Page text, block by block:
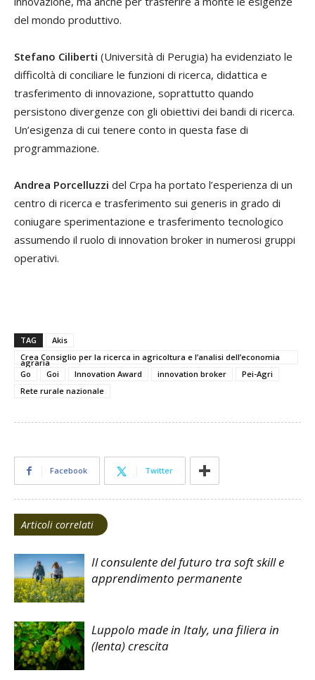
del mondo produttivo.
Stefano Ciliberti (Università di Perugia) ha evidenziato le
difficoltà di conciliare le funzioni di ricerca, didattica e
trasferimento di innovazione, soprattutto quando
persistono divergenze con gli obiettivi dei bandi di ricerca.
Un’esigenza di cui tenere conto in questa fase di
programmazione.
Andrea Porcelluzzi del Crpa ha portato l’esperienza di un
centro di ricerca e trasferimento sui generis in grado di
coniugare sperimentazione e trasferimento tecnologico
assumendo il ruolo di innovation broker in numerosi gruppi
operativi.
TAG
Akis
Crea Consiglio per la ricerca in agricoltura e l’analisi dell’economia
agraria
Go
Goi Innovation Award innovation broker
Pei-Agri
Rete rurale nazionale
Facebook Twitter
Articoli correlati
Il consulente del futuro tra soft skill e
apprendimento permanente
Luppolo made in Italy, una filiera in
(lenta) crescita